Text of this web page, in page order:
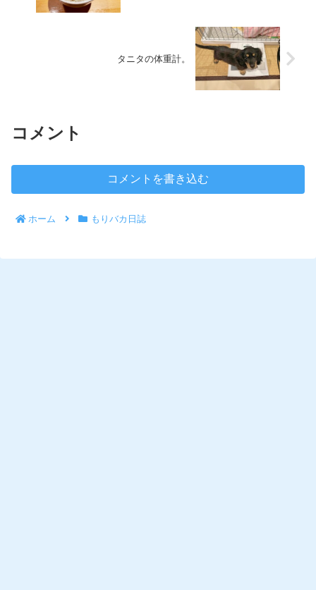
タニタの体重計。
コメント
コメントを書き込む
ホーム もりバカ日誌